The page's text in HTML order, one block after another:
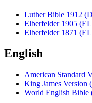
Luther Bible 1912
Elberfelder 1905
Elberfelder 1871
English
American Standard
King James Version
World English Bible